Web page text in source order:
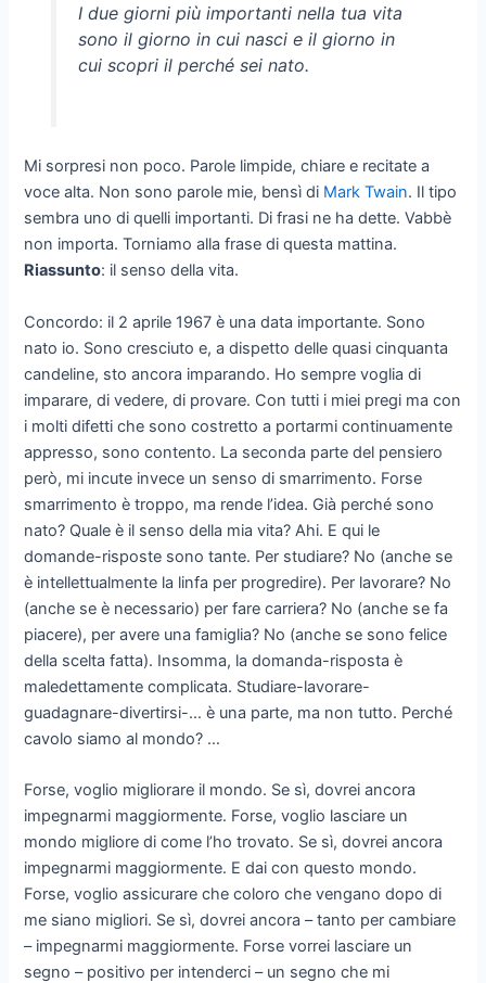
I due giorni più importanti nella tua vita
sono il giorno in cui nasci e il giorno in
cui scopri il perché sei nato.
Mi sorpresi non poco. Parole limpide, chiare e recitate a
voce alta. Non sono parole mie, bensì di Mark Twain. Il tipo
sembra uno di quelli importanti. Di frasi ne ha dette. Vabbè
non importa. Torniamo alla frase di questa mattina.
Riassunto: il senso della vita.
Concordo: il 2 aprile 1967 è una data importante. Sono
nato io. Sono cresciuto e, a dispetto delle quasi cinquanta
candeline, sto ancora imparando. Ho sempre voglia di
imparare, di vedere, di provare. Con tutti i miei pregi ma con
i molti difetti che sono costretto a portarmi continuamente
appresso, sono contento. La seconda parte del pensiero
però, mi incute invece un senso di smarrimento. Forse
smarrimento è troppo, ma rende l’idea. Già perché sono
nato? Quale è il senso della mia vita? Ahi. E qui le
domande-risposte sono tante. Per studiare? No (anche se
è intellettualmente la linfa per progredire). Per lavorare? No
(anche se è necessario) per fare carriera? No (anche se fa
piacere), per avere una famiglia? No (anche se sono felice
della scelta fatta). Insomma, la domanda-risposta è
maledettamente complicata. Studiare-lavorare-
guadagnare-divertirsi-… è una parte, ma non tutto. Perché
cavolo siamo al mondo? …
Forse, voglio migliorare il mondo. Se sì, dovrei ancora
impegnarmi maggiormente. Forse, voglio lasciare un
mondo migliore di come l’ho trovato. Se sì, dovrei ancora
impegnarmi maggiormente. E dai con questo mondo.
Forse, voglio assicurare che coloro che vengano dopo di
me siano migliori. Se sì, dovrei ancora – tanto per cambiare
– impegnarmi maggiormente. Forse vorrei lasciare un
segno – positivo per intenderci – un segno che mi